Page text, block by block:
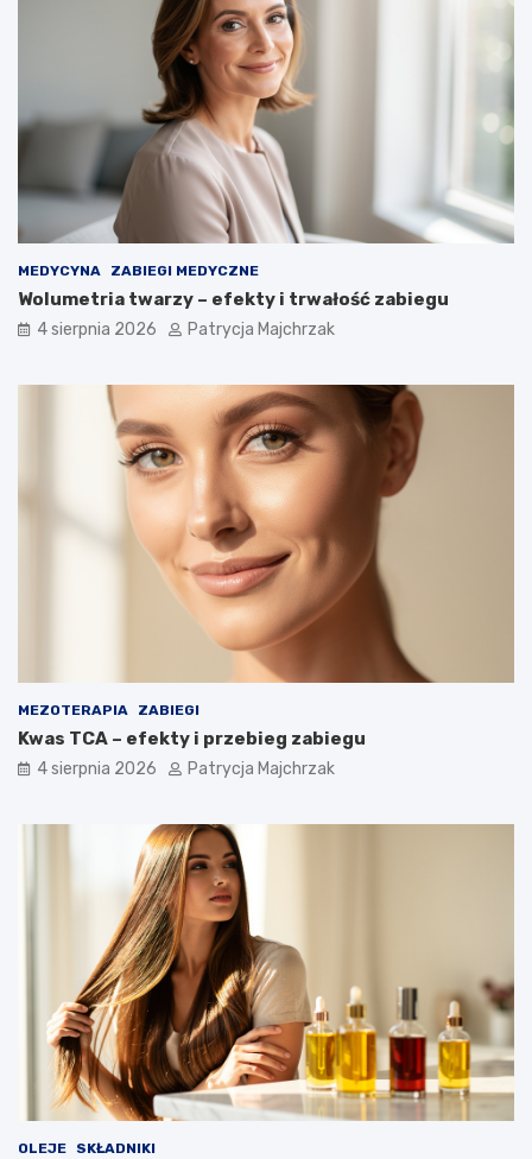
MEDYCYNA ZABIEGI MEDYCZNE
Wolumetria twarzy – efekty i trwałość zabiegu
4 sierpnia 2026 Patrycja Majchrzak
MEZOTERAPIA ZABIEGI
Kwas TCA – efekty i przebieg zabiegu
4 sierpnia 2026 Patrycja Majchrzak
OLEJE SKŁADNIKI